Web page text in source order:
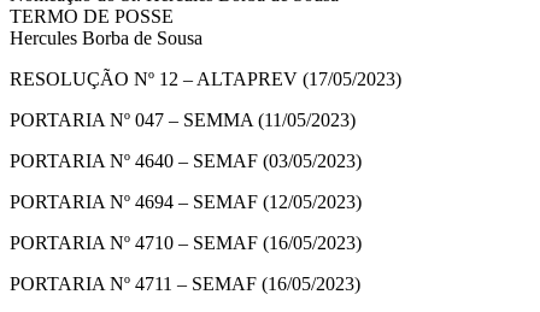
TERMO DE POSSE
Hercules Borba de Sousa
RESOLUÇÃO Nº 12 – ALTAPREV (17/05/2023)
PORTARIA Nº 047 – SEMMA (11/05/2023)
PORTARIA Nº 4640 – SEMAF (03/05/2023)
PORTARIA Nº 4694 – SEMAF (12/05/2023)
PORTARIA Nº 4710 – SEMAF (16/05/2023)
PORTARIA Nº 4711 – SEMAF (16/05/2023)